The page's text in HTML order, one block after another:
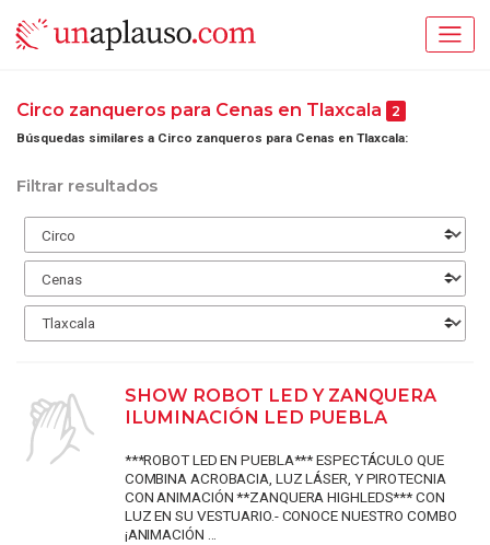
Circo zanqueros para Cenas en Tlaxcala 2
Búsquedas similares a Circo zanqueros para Cenas en Tlaxcala:
Filtrar resultados
SHOW ROBOT LED Y ZANQUERA
ILUMINACIÓN LED PUEBLA
***ROBOT LED EN PUEBLA*** ESPECTÁCULO QUE
COMBINA ACROBACIA, LUZ LÁSER, Y PIROTECNIA
CON ANIMACIÓN **ZANQUERA HIGHLEDS*** CON
LUZ EN SU VESTUARIO.- CONOCE NUESTRO COMBO
¡ANIMACIÓN ...